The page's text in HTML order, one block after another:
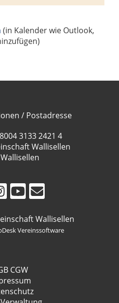
(in Kalender wie Outlook,
/ Postadresse
3133 2421 4
Wallisellen
Wallisellen
Vereinssoftware
CGW